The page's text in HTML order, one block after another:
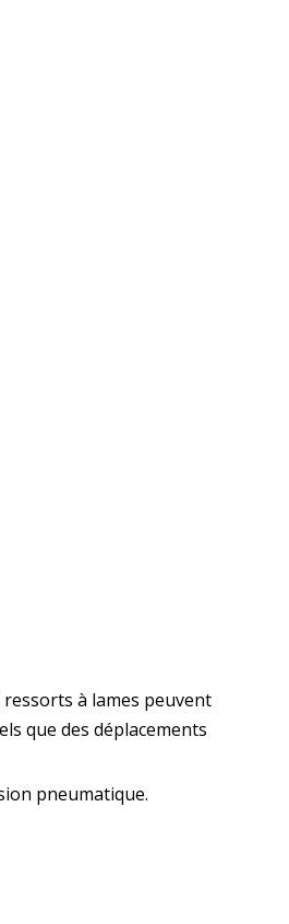
à lames peuvent
que des déplacements
pneumatique.